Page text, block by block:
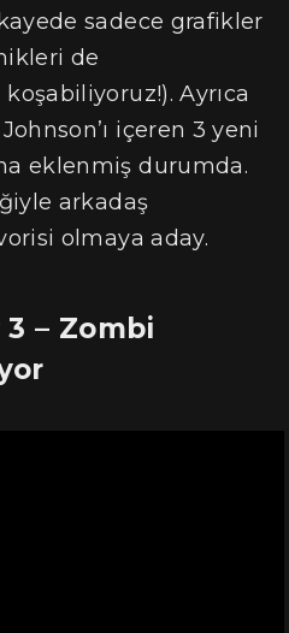
sadece grafikler
de
Ayrıca
içeren 3 yeni
eklenmiş durumda.
arkadaş
olmaya aday.
– Zombi